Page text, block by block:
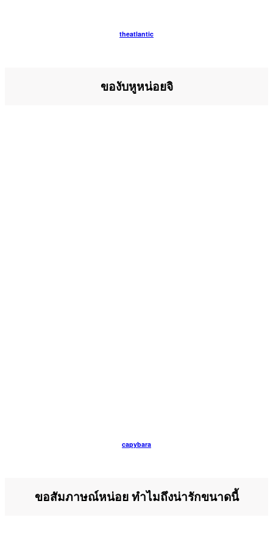
theatlantic
ของับหูหน่อยจิ
capybara
ขอสัมภาษณ์หน่อย ทำไมถึงน่ารักขนาดนี้